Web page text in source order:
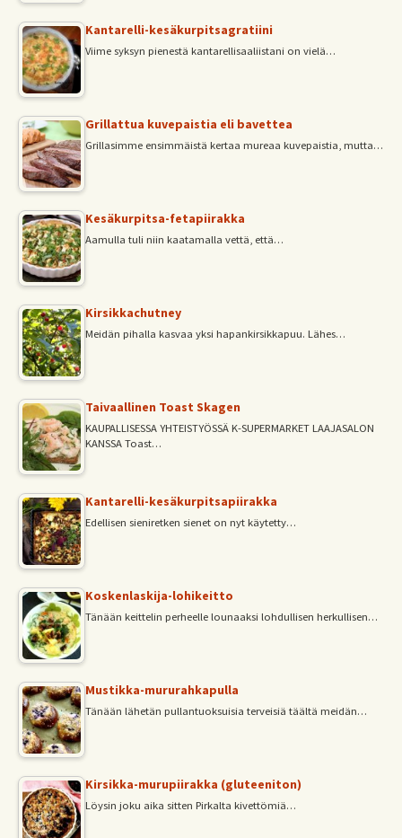
Kantarelli-kesäkurpitsagratiini
Viime syksyn pienestä kantarellisaaliistani on vielä…
Grillattua kuvepaistia eli bavettea
Grillasimme ensimmäistä kertaa mureaa kuvepaistia, mutta…
Kesäkurpitsa-fetapiirakka
Aamulla tuli niin kaatamalla vettä, että…
Kirsikkachutney
Meidän pihalla kasvaa yksi hapankirsikkapuu. Lähes…
Taivaallinen Toast Skagen
KAUPALLISESSA YHTEISTYÖSSÄ K-SUPERMARKET LAAJASALON
KANSSA Toast…
Kantarelli-kesäkurpitsapiirakka
Edellisen sieniretken sienet on nyt käytetty…
Koskenlaskija-lohikeitto
Tänään keittelin perheelle lounaaksi lohdullisen herkullisen…
Mustikka-mururahkapulla
Tänään lähetän pullantuoksuisia terveisiä täältä meidän…
Kirsikka-murupiirakka (gluteeniton)
Löysin joku aika sitten Pirkalta kivettömiä…